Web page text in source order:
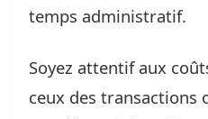
temps administratif.
Soyez attentif aux
ceux des transactions